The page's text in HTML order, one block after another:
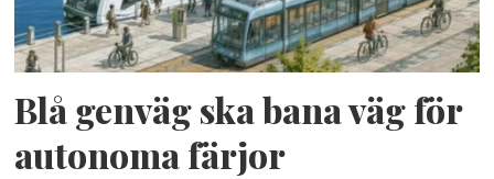
Blå genväg ska bana väg för
autonoma färjor